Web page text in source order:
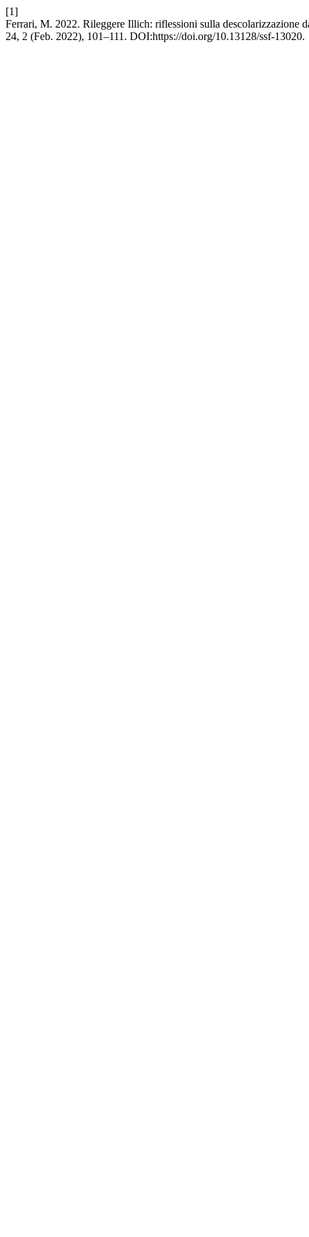
[1]
Ferrari, M. 2022. Rileggere Illich: riflessioni sulla descolarizzazione
24, 2 (Feb. 2022), 101–111. DOI:https://doi.org/10.13128/ssf-13020.